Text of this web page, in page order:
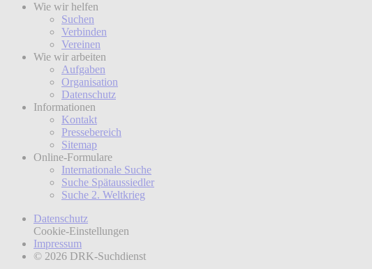
Wie wir helfen
Suchen
Verbinden
Vereinen
Wie wir arbeiten
Aufgaben
Organisation
Datenschutz
Informationen
Kontakt
Pressebereich
Sitemap
Online-Formulare
Internationale Suche
Suche Spätaussiedler
Suche 2. Weltkrieg
Datenschutz
Cookie-Einstellungen
Impressum
© 2026 DRK-Suchdienst